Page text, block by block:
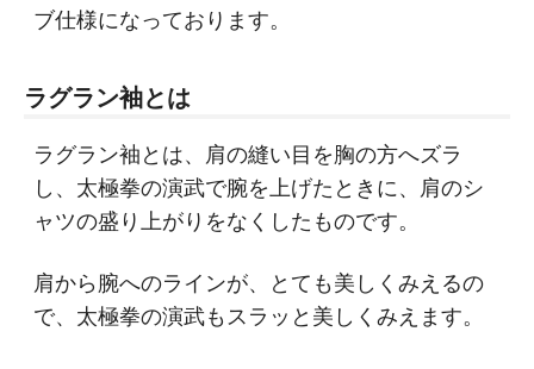
ブ仕様になっております。
ラグラン袖とは
ラグラン袖とは、肩の縫い目を胸の方へズラ
し、太極拳の演武で腕を上げたときに、肩のシ
ャツの盛り上がりをなくしたものです。
肩から腕へのラインが、とても美しくみえるの
で、太極拳の演武もスラッと美しくみえます。